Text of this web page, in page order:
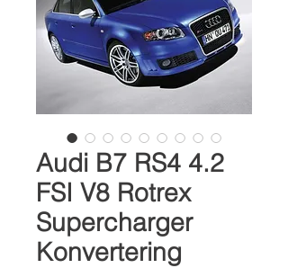
Audi B7 RS4 4.2
FSI V8 Rotrex
Supercharger
Konvertering